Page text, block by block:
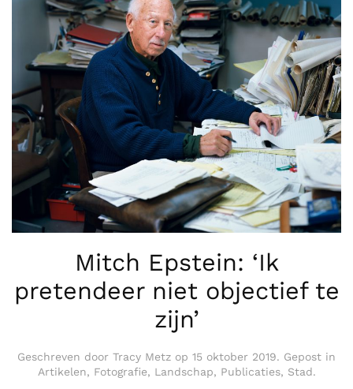
Mitch Epstein: ‘Ik
pretendeer niet objectief te
zijn’
Geschreven door Tracy Metz op 15 oktober 2019. Gepost in
Artikelen, Fotografie, Landschap, Publicaties, Stad.